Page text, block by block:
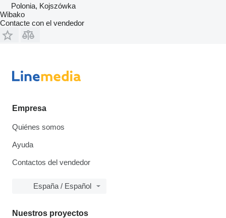
Polonia, Kojszówka
Wibako
Contacte con el vendedor
Empresa
Quiénes somos
Ayuda
Contactos del vendedor
España / Español
Nuestros proyectos